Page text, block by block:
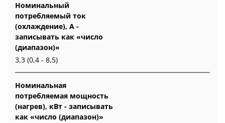
Номинальный
потребляемый ток
(охлаждение), А -
записывать как «число
(диапазон)»
3,3 (0,4 - 8,5)
Номинальная
потребляемая мощность
(нагрев), кВт - записывать
как «число (диапазон)»